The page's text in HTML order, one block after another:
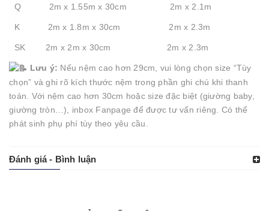
Q 2m x 1.55m x 30cm 2m x 2.1m
K 2m x 1.8m x 30cm 2m x 2.3m
SK 2m x 2m x 30cm 2m x 2.3m
Lưu ý: Nếu nệm cao hơn 29cm, vui lòng chọn size “Tùy
chọn” và ghi rõ kích thước nệm trong phần ghi chú khi thanh
toán. Với nệm cao hơn 30cm hoặc size đặc biệt (giường baby,
giường tròn…), inbox Fanpage để được tư vấn riêng. Có thể
phát sinh phụ phí tùy theo yêu cầu.
Đánh giá - Bình luận